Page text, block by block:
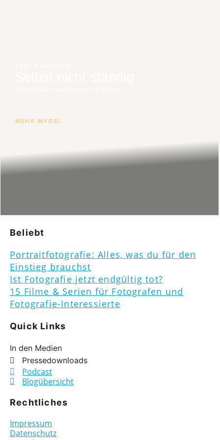
MEHR INFOS
Beliebt
Portraitfotografie: Alles, was du für den
Einstieg brauchst
Ist Fotografie jetzt endgültig tot?
15 Filme & Serien für Fotografen und
Fotografie-Interessierte
Quick Links
In den Medien
Pressedownloads
Podcast
Blogübersicht
Rechtliches
Impressum
Datenschutz